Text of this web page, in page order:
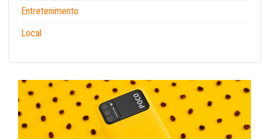
Entretenimento
Local